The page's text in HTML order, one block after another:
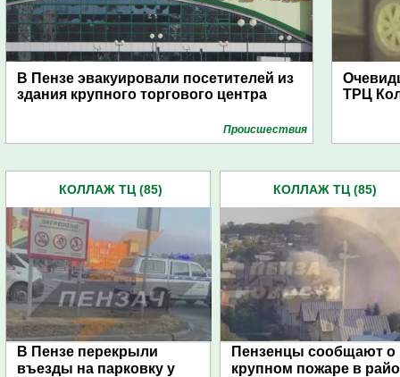
В Пензе эвакуировали посетителей из
здания крупного торгового центра
Проиcшествия
ТРЦ
КОЛЛАЖ ТЦ (85)
В Пензе перекрыли
въезды на парковку у
КОЛЛАЖ ТЦ (85)
Пензенцы сообщают о
крупном пожаре в